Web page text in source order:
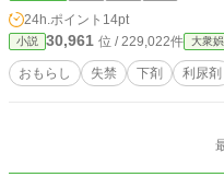
は届かず、尊厳
ダッシュボード
終を無機質に記録し続ける。 なぜ
ることができな
から、悪夢の一
ンである。犯行
24h.ポイント 14pt
小説 30,961 位 / 229,022件 大衆
おもらし 失禁 下剤 利尿剤